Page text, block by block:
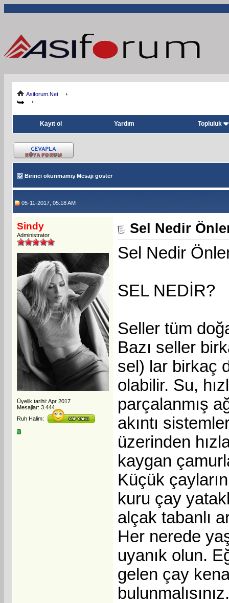
Asiforum.Net
Kayıt ol Yardım Topluluk
Birinci okunmamış Mesajı göster
05-11-2017, 05:18 AM
Sindy
Administrator
Üyelik tarihi: Apr 2017
Mesajlar: 3.444
Ruh Halim:
Sel Nedir
Sel Nedir
SEL NEDİR?
Seller tüm
Bazı seller
sel) lar birkaç
olabilir. Su,
parçalanmış
akıntı
üzerinden
kaygan
Küçük
kuru çay
alçak tabanlı
Her nerede
uyanık olun.
gelen çay
bulunmalısınız.